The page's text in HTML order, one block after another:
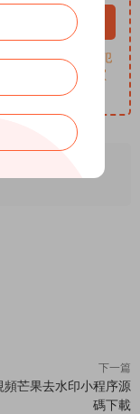
戶自行承擔。若侵犯
。購買
下一篇
頻芒果去水印小程序源
碼下載